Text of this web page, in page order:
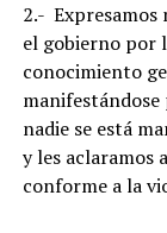
2.-
el gobierno por
conocimiento
nadie se está
y les aclaramos
conforme a la